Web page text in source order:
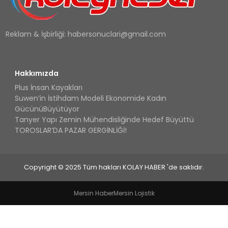
Reklam & İşbirliği: habersonuclari@gmail.com
Hakkımızda
Plus İnsan Kayakları
Suwen’in İstihdam Modeli Ekonomide Kadın
GücünüBüyütüyor
Tanyer Yapı Zemin Mühendisliğinde Hedef Büyüttü
TOROSLAR’DA PAZAR GERGİNLİĞİ!
Copyright © 2025 Tüm hakları KOLAY HABER 'de saklıdır.
Mersin HaberMersin Lojistik